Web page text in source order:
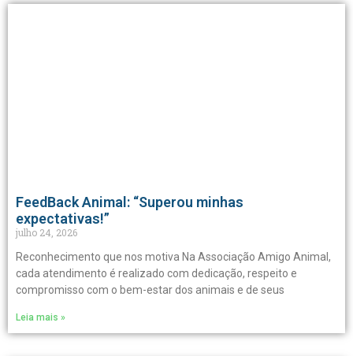
FeedBack Animal: “Superou minhas
expectativas!”
julho 24, 2026
Reconhecimento que nos motiva Na Associação Amigo Animal,
cada atendimento é realizado com dedicação, respeito e
compromisso com o bem-estar dos animais e de seus
Leia mais »